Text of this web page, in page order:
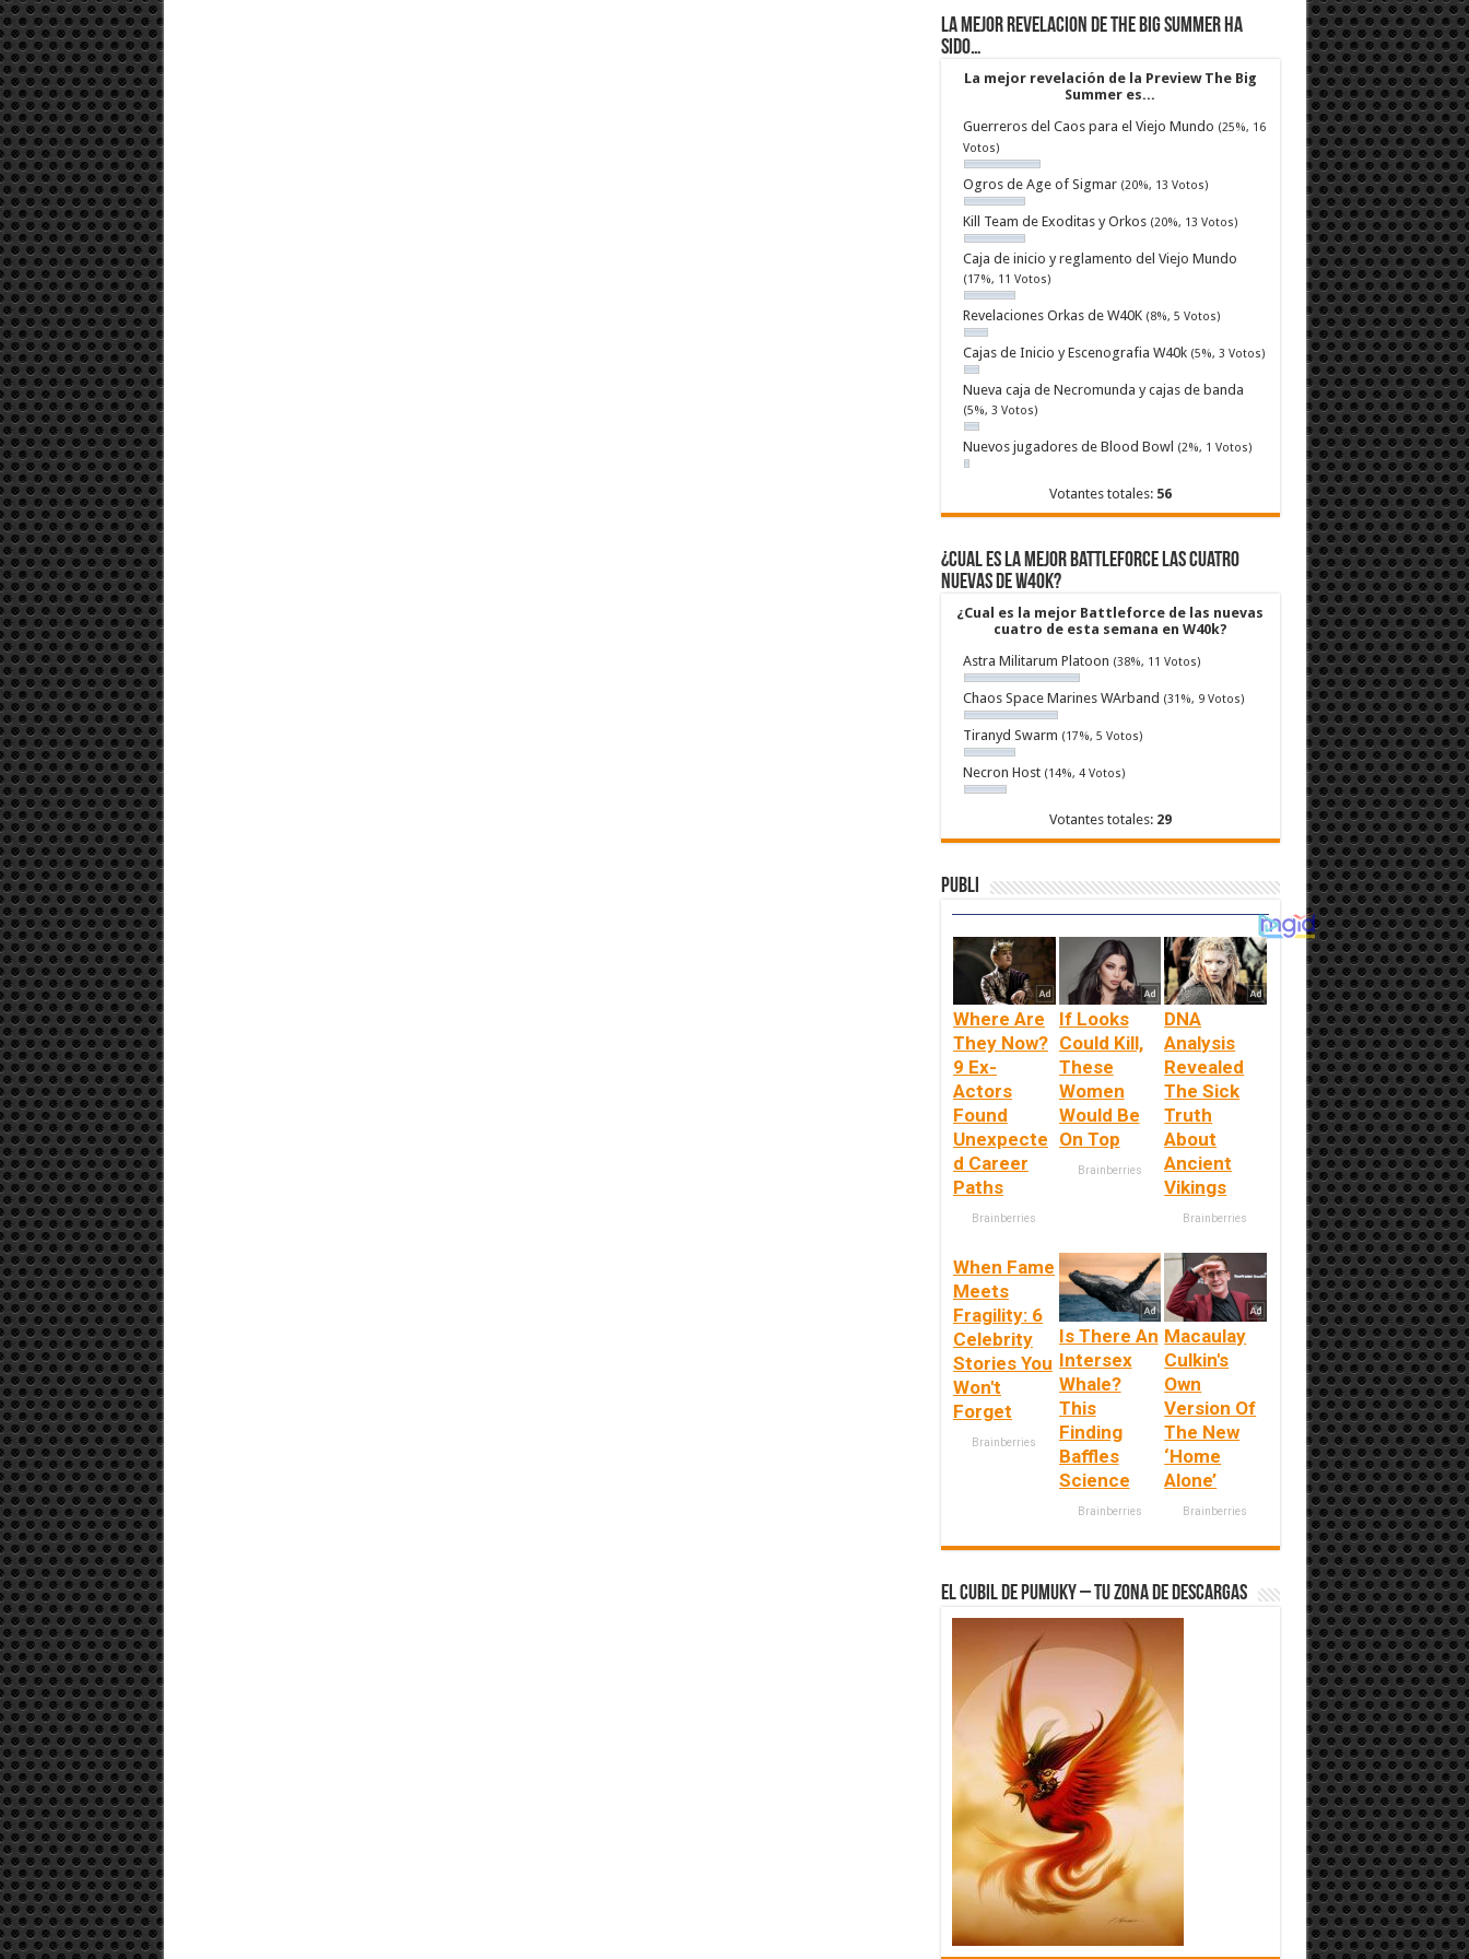
La mejor revelacion de The Big Summer ha
sido…
La mejor revelación de la Preview The Big
Summer es...
Guerreros del Caos para el Viejo Mundo (25%, 16
Votos)
Ogros de Age of Sigmar (20%, 13 Votos)
Kill Team de Exoditas y Orkos (20%, 13 Votos)
Caja de inicio y reglamento del Viejo Mundo
(17%, 11 Votos)
Revelaciones Orkas de W40K (8%, 5 Votos)
Cajas de Inicio y Escenografia W40k (5%, 3 Votos)
Nueva caja de Necromunda y cajas de banda
(5%, 3 Votos)
Nuevos jugadores de Blood Bowl (2%, 1 Votos)
Votantes totales: 56
¿Cual es la mejor Battleforce las cuatro
nuevas de W40k?
¿Cual es la mejor Battleforce de las nuevas
cuatro de esta semana en W40k?
Astra Militarum Platoon (38%, 11 Votos)
Chaos Space Marines WArband (31%, 9 Votos)
Tiranyd Swarm (17%, 5 Votos)
Necron Host (14%, 4 Votos)
Votantes totales: 29
Publi
Where Are
They Now?
9 Ex-
Actors
Found
Unexpecte
d Career
Paths
Brainberries
If Looks
Could Kill,
These
Women
Would Be
On Top
Brainberries
DNA
Analysis
Revealed
The Sick
Truth
About
Ancient
Vikings
Brainberries
When Fame
Meets
Fragility: 6
Celebrity
Stories You
Won't
Forget
Brainberries
Is There An
Intersex
Whale?
This
Finding
Baffles
Science
Brainberries
Macaulay
Culkin's
Own
Version Of
The New
‘Home
Alone’
Brainberries
El Cubil de Pumuky – Tu zona de Descargas